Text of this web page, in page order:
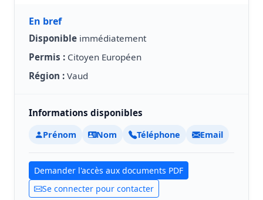
En bref
Disponible immédiatement
Permis : Citoyen Européen
Région : Vaud
Informations disponibles
Prénom Nom Téléphone Email
Demander l'accès aux documents PDF
Se connecter pour contacter